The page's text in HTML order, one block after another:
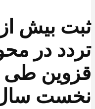
تردد در
قزوین طی
نخست